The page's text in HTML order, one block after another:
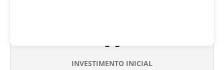
INVESTIMENTO INICIAL